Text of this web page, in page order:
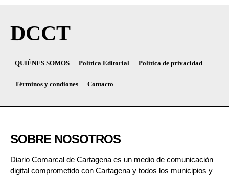
DCCT
QUIÉNES SOMOS Política Editorial Política de privacidad
Términos y condiones Contacto
SOBRE NOSOTROS
Diario Comarcal de Cartagena es un medio de comunicación
digital comprometido con Cartagena y todos los municipios y